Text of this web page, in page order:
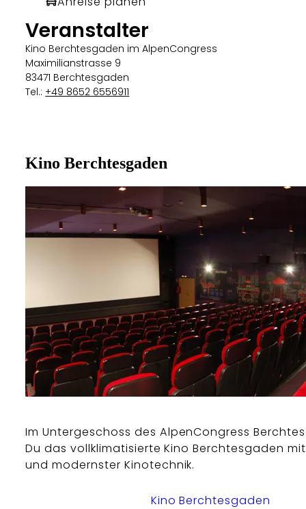
Veranstalter
Kino Berchtesgaden im AlpenCongress
Maximilianstrasse 9
83471 Berchtesgaden
Tel.:+49 8652 6556911
Kino Berchtesgaden
Im Untergeschoss des AlpenCongress
Du das vollklimatisierte Kino Berchtesgaden
und modernster Kinotechnik.
Kino Berchtesgaden